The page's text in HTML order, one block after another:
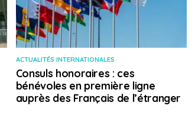
ACTUALITÉS INTERNATIONALES
Consuls honoraires : ces
bénévoles en première ligne
auprès des Français de l’étranger